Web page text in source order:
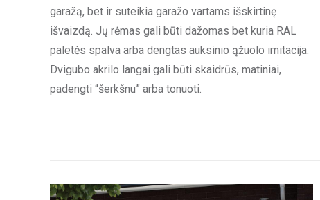
garažą, bet ir suteikia garažo vartams išskirtinę
išvaizdą. Jų rėmas gali būti dažomas bet kuria RAL
paletės spalva arba dengtas auksinio ąžuolo imitacija.
Dvigubo akrilo langai gali būti skaidrūs, matiniai,
padengti “šerkšnu” arba tonuoti.